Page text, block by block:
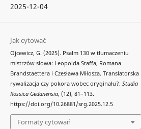
2025-12-04
Jak cytować
Ojcewicz, G. (2025). Psalm 130 w tłumaczeniu
mistrzów słowa: Leopolda Staffa, Romana
Brandstaettera i Czesława Miłosza. Translatorska
rywalizacja czy pokora wobec oryginału?. Studia
Rossica Gedanensia, (12), 81–113.
https://doi.org/10.26881/srg.2025.12.5
Formaty cytowań